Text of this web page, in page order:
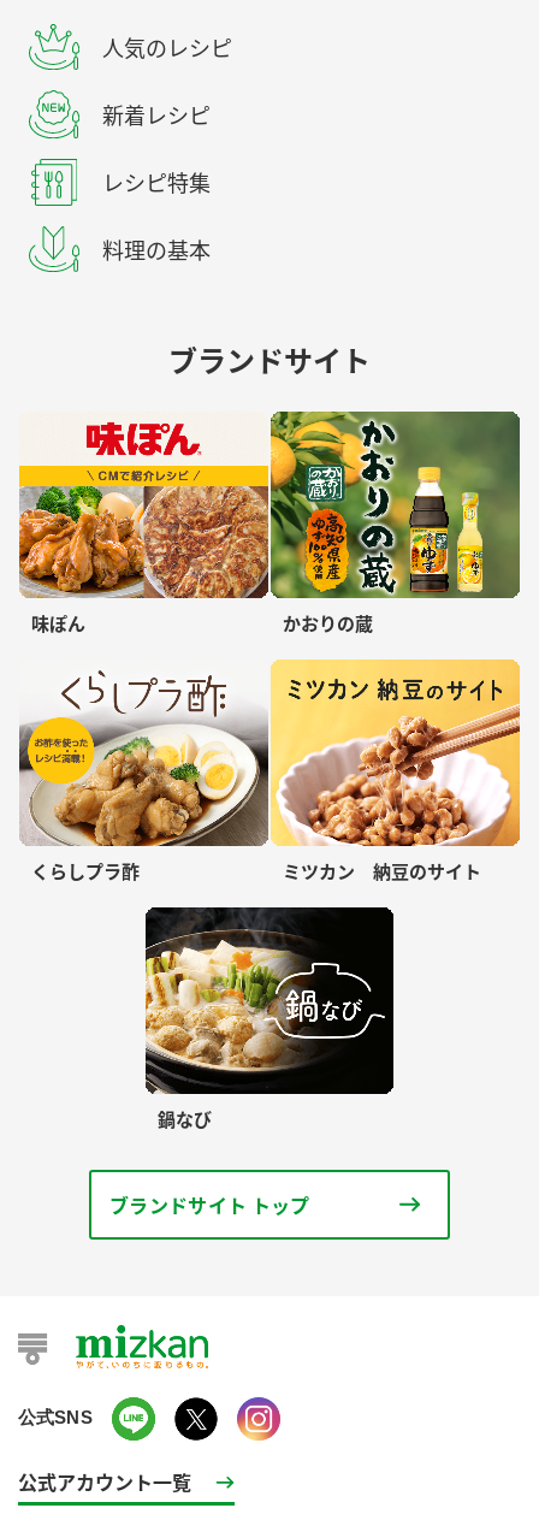
人気のレシピ
新着レシピ
レシピ特集
料理の基本
ブランドサイト
味ぽん かおりの蔵
くらしプラ酢 ミツカン 納豆のサイト
鍋なび
ブランドサイト トップ
公式SNS
公式アカウント一覧